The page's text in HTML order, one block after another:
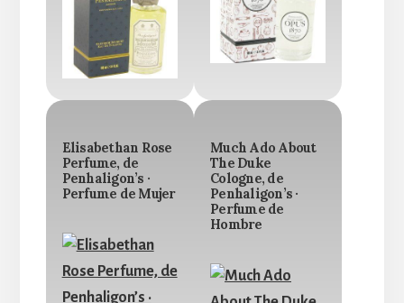
Elisabethan Rose
Perfume, de
Penhaligon’s ·
Perfume de Mujer
Much Ado About
The Duke
Cologne, de
Penhaligon’s ·
Perfume de
Hombre